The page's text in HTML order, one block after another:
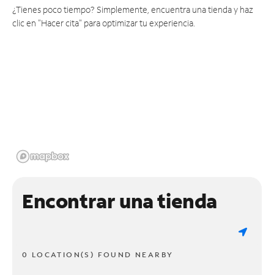
¿Tienes poco tiempo? Simplemente, encuentra una tienda y haz
clic en "Hacer cita" para optimizar tu experiencia.
Encontrar una tienda
0 LOCATION(S) FOUND NEARBY